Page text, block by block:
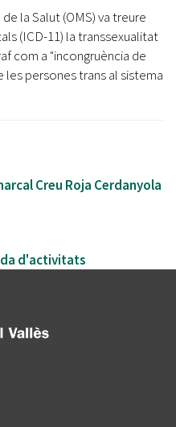
la Salut (OMS) va treure
(ICD-11) la transsexualitat
com a "incongruència de
persones trans al sistema
Creu Roja Cerdanyola
d'activitats